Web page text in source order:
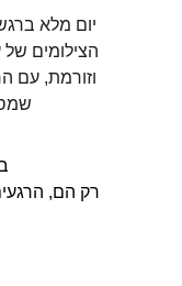
יום מלא
הצילומים של
וזורמת, עם
רק הם,